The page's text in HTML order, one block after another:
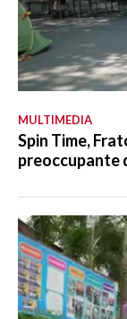
MULTIMEDIA
Spin Time,
preoccupante